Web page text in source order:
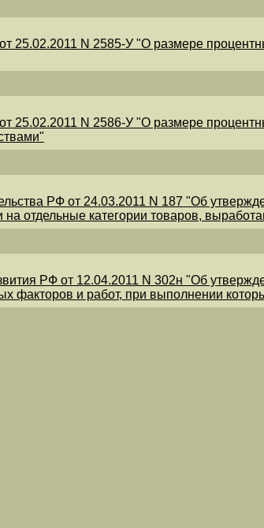
25.02.2011 N 2585-У "О размере
25.02.2011 N 2586-У "О размере
РФ от 24.03.2011 N 187 "Об
отдельные категории товаров,
РФ от 12.04.2011 N 302н "Об
факторов и работ, при выполнении